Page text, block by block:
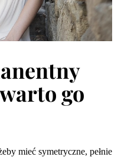
go
mieć symetryczne, pełnie